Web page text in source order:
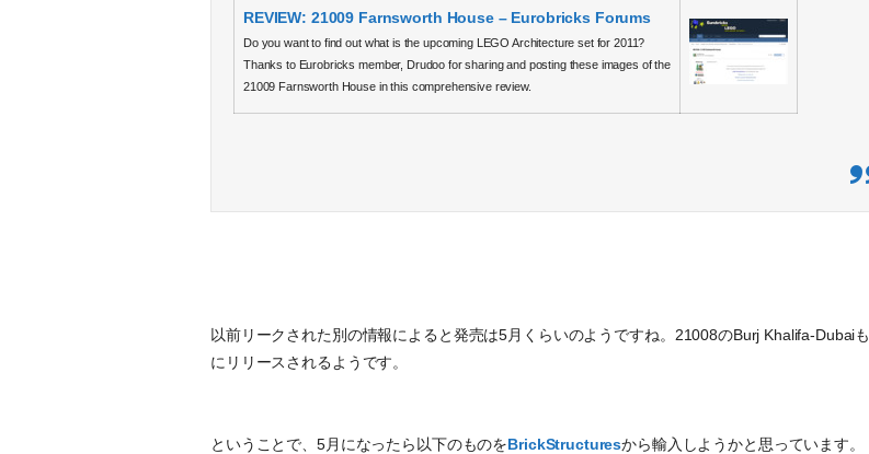
REVIEW: 21009 Farnsworth House – Eurobricks Forums
Do you want to find out what is the upcoming LEGO Architecture set for 2011?
Thanks to Eurobricks member, Drudoo for sharing and posting these images of the
21009 Farnsworth House in this comprehensive review.
以前リークされた別の情報によると発売は5月くらいのようですね。21008のBurj Khalifa-Dubai
にリリースされるようです。
ということで、5月になったら以下のものをBrickStructuresから輸入しようかと思っています。